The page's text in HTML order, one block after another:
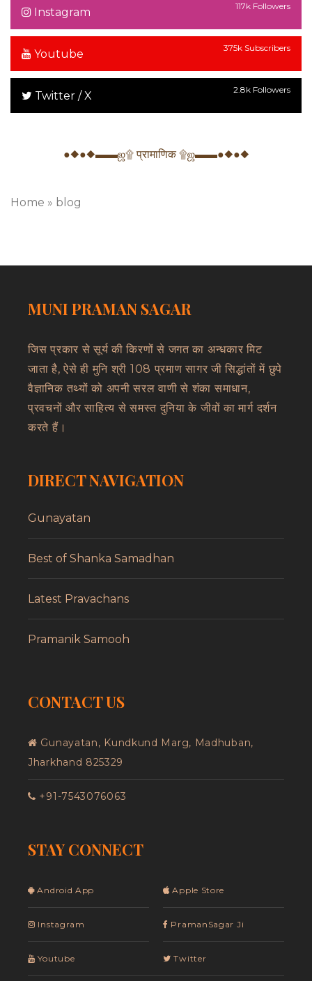
Instagram 117k Followers
Youtube 375k Subscribers
Twitter / X 2.8k Followers
●◆●◆▬▬ஜ۩ प्रामाणिक ۩ஜ▬▬●◆●◆
Home » blog
MUNI PRAMAN SAGAR
जिस प्रकार से सूर्य की किरणों से जगत का अन्धकार मिट
जाता है, ऐसे ही मुनि श्री 108 प्रमाण सागर जी सिद्धांतों में छुपे
वैज्ञानिक तथ्यों को अपनी सरल वाणी से शंका समाधान,
प्रवचनों और साहित्य से समस्त दुनिया के जीवों का मार्ग दर्शन
करते हैं।
DIRECT NAVIGATION
Gunayatan
Best of Shanka Samadhan
Latest Pravachans
Pramanik Samooh
CONTACT US
Gunayatan, Kundkund Marg, Madhuban,
Jharkhand 825329
+91-7543076063
STAY CONNECT
Android App
Instagram
Youtube
Apple Store
PramanSagar Ji
Twitter